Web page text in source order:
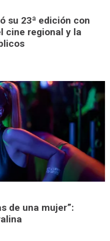
su 23ª edición con
cine regional y la
de una mujer”: